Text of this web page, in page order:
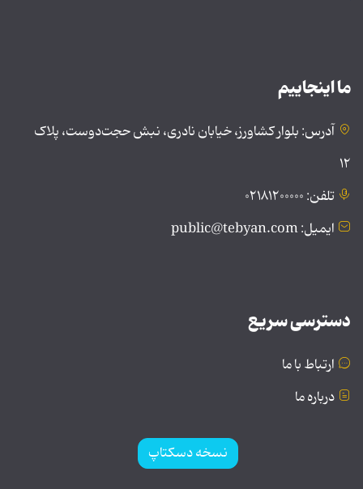
ما اینجاییم
آدرس: بلوار کشاورز، خیابان نادری، نبش حجت‌دوست، پلاک
۱۲
تلفن: ۰۲۱۸۱۲۰۰۰۰۰
ایمیل: public@tebyan.com
دسترسی سریع
ارتباط با ما
درباره ما
نسخه دسکتاپ